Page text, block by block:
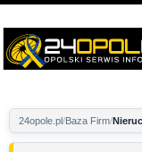
24opole.pl Baza Firm